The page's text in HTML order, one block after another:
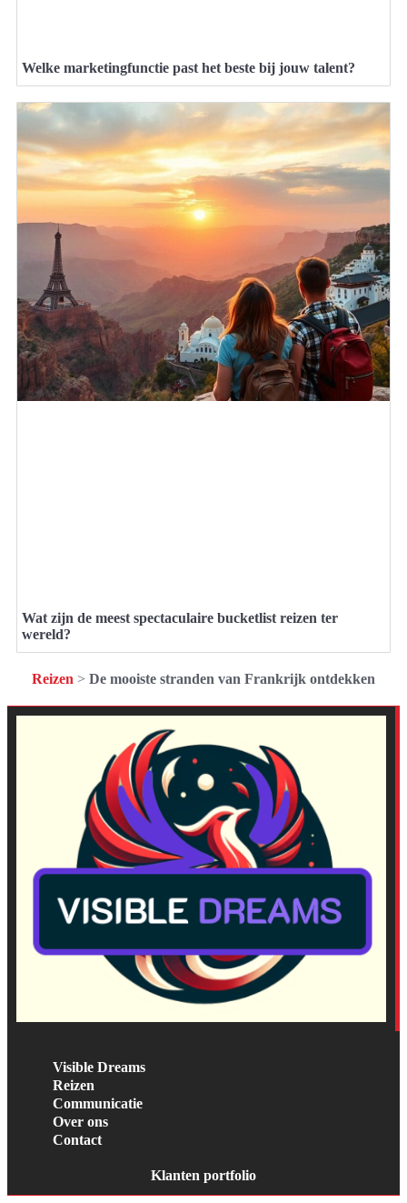
Welke marketingfunctie past het beste bij jouw talent?
Wat zijn de meest spectaculaire bucketlist reizen ter
wereld?
Reizen > De mooiste stranden van Frankrijk ontdekken
Visible Dreams
Reizen
Communicatie
Over ons
Contact
Klanten portfolio